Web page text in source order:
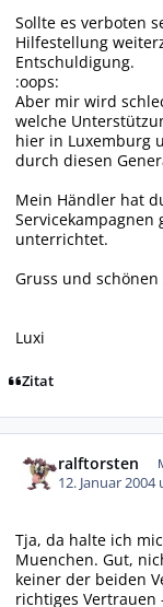
Sollte es verboten
Hilfestellung
Entschuldigung.
:oops:
Aber mir wird
welche
hier in Luxemburg
durch diesen
Mein Händler hat
Servicekampagnen
unterrichtet.
Gruss und schönen
Luxi
Zitat
ralftorsten
12. Januar 2004
Tja, da halte ich
Muenchen. Gut,
keiner der beiden
richtiges Vertrauen